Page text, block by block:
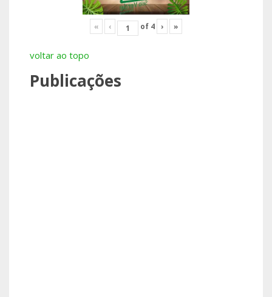
« ‹ of 4 › »
voltar ao topo
Publicações